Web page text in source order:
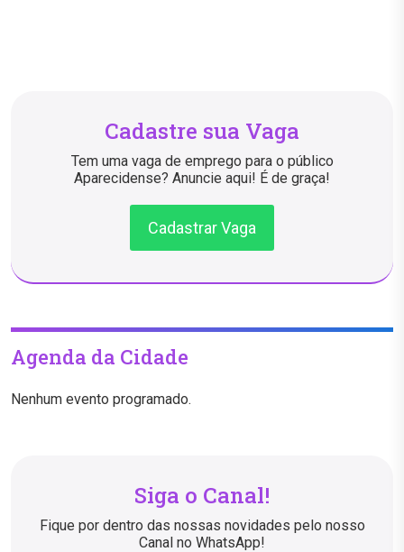
Cadastre sua Vaga
Tem uma vaga de emprego para o público
Aparecidense? Anuncie aqui! É de graça!
Cadastrar Vaga
Agenda da Cidade
Nenhum evento programado.
Siga o Canal!
Fique por dentro das nossas novidades pelo nosso
Canal no WhatsApp!